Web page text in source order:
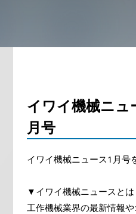
イワイ機械ニ
月号
イワイ機械ニュース1月号
▼イワイ機械ニュースとは
工作機械業界の最新情報